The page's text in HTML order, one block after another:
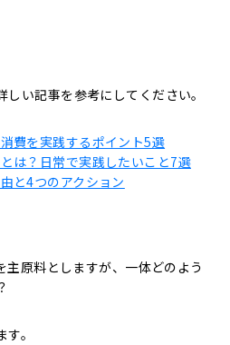
しい記事を参考にしてください。
費を実践するポイント5選
は？日常で実践したいこと7選
と4つのアクション
主原料としますが、一体どのよう
。